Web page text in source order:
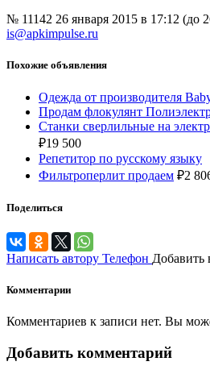
№ 11142 26 января 2015 в 17:12 (до
is@apkimpulse.ru
Похожие объявления
Одежда от производителя
Продам флокулянт
Станки сверлильные на
₽19 500
Репетитор по русскому языку
Фильтроперлит продаем ₽2
Поделиться
Написать автору Телефон Добавить
Комментарии
Комментариев к записи нет. Вы
Добавить комментарий